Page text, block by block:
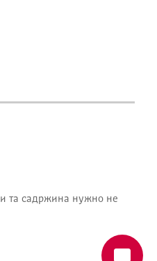
и та садржина нужно не